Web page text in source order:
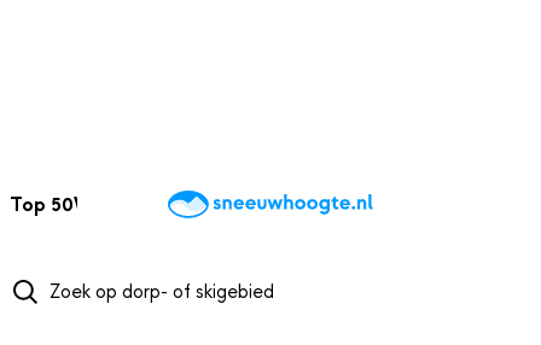
Top 50Webcams WintersportweerKaarten